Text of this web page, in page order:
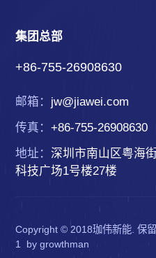
集团总部
+86-755-26908630
邮箱： jw@jiawei.com
传真：+86-755-26908630
地址：深圳市南山区粤海
科技广场1号楼27楼
Copyright © 2018珈伟新能. 保
1
bygrowthman